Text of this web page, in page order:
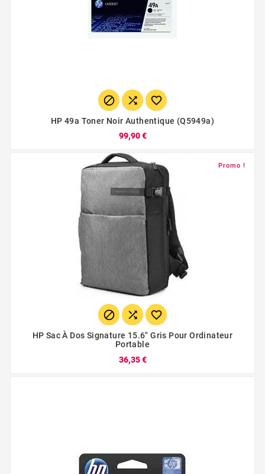
  
HP 49a Toner Noir Authentique (q5949a)
99,90 €
Promo !
  
HP Sac À Dos Signature 15.6" Gris Pour Ordinateur
Portable
36,35 €